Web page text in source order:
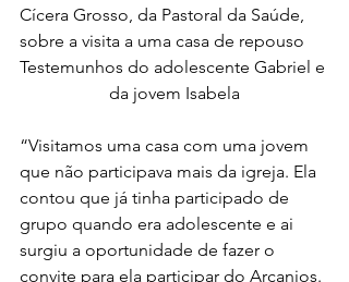
Cícera Grosso, da Pastoral da Saúde,
sobre a visita a uma casa de repouso
Testemunhos do adolescente Gabriel e
da jovem Isabela
“Visitamos uma casa com uma jovem
que não participava mais da igreja. Ela
contou que já tinha participado de
grupo quando era adolescente e ai
surgiu a oportunidade de fazer o
convite para ela participar do Arcanjos.